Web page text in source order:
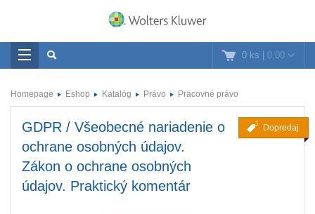
0 ks | 0,00
Homepage Eshop Katalóg Právo Pracovné právo
Dopredaj
GDPR / Všeobecné nariadenie o
ochrane osobných údajov.
Zákon o ochrane osobných
údajov. Praktický komentár